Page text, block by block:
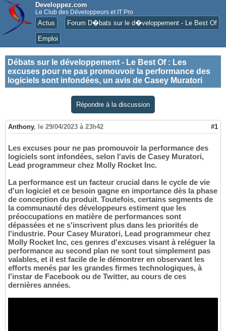
Developpez.com
Le Club des Développeurs et IT Pro
Actus Forum D�bats sur le d�veloppement - Le Best Of
Emploi
Débats sur le développement - Le Best Of: Les
excuses pour ne pas promouvoir la performance des
logiciels sont infondées, un avis de Casey Muratori
Répondre à la discussion
Anthony, le 29/04/2023 à 23h42 #1
Les excuses pour ne pas promouvoir la performance des
logiciels sont infondées, selon l'avis de Casey Muratori,
Lead programmeur chez Molly Rocket Inc.
La performance est un facteur crucial dans le cycle de vie
d'un logiciel et ce besoin gagne en importance dès la phase
de conception du produit. Toutefois, certains segments de
la communauté des développeurs estiment que les
préoccupations en matière de performances sont
dépassées et ne s'inscrivent plus dans les priorités de
l'industrie. Pour Casey Muratori, Lead programmeur chez
Molly Rocket Inc, ces genres d'excuses visant à reléguer la
performance au second plan ne sont tout simplement pas
valables, et il est facile de le démontrer en observant les
efforts menés par les grandes firmes technologiques, à
l'instar de Facebook ou de Twitter, au cours de ces
dernières années.